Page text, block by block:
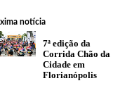
notícia
7ª edição da
Corrida Chão da
Cidade em
Florianópolis